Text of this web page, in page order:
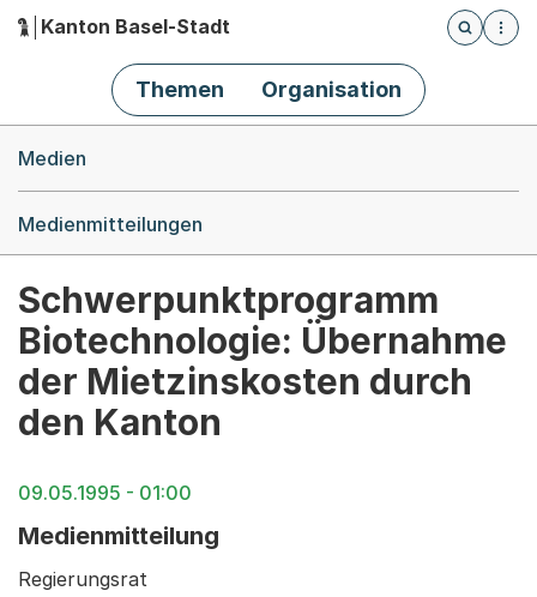
Hauptnavigation
Kanton Basel-Stadt
Öffnet
Themen Organisation
Medien
Medienmitteilungen
Schwerpunktprogramm
Biotechnologie: Übernahme
der Mietzinskosten durch
den Kanton
09.05.1995 - 01:00
Medienmitteilung
Regierungsrat